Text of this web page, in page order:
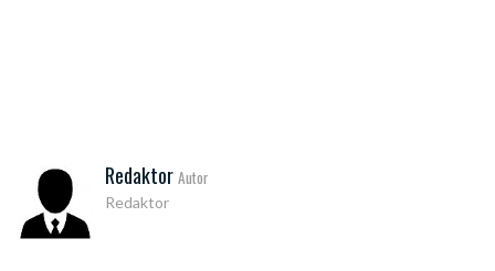
Redaktor Autor
Redaktor